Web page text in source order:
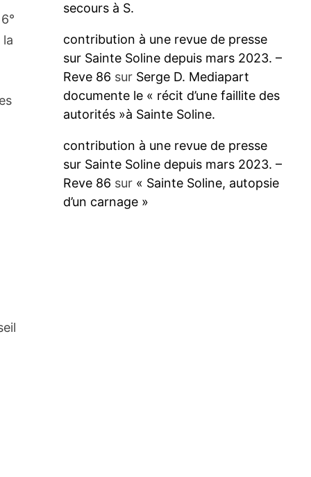
secours à S.
contribution à une revue de presse
sur Sainte Soline depuis mars 2023. –
Reve 86 sur Serge D. Mediapart
documente le « récit d’une faillite des
autorités »à Sainte Soline.
contribution à une revue de presse
sur Sainte Soline depuis mars 2023. –
Reve 86 sur « Sainte Soline, autopsie
d’un carnage »